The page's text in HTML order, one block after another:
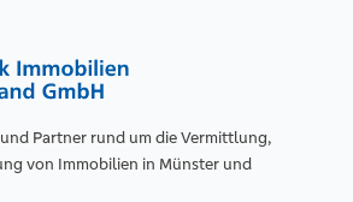
Partner rund um die Vermittlung,
von Immobilien in Münster und